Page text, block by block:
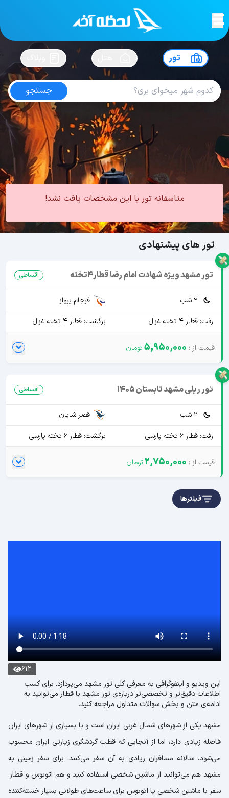
لحظه آخرسفرت رو بساز !
تور
جستجو
تور مشهد با قطار
4.3 از5| از106 کاربر
تور داخلی تور مشهد
تور زمینی مشهد
متاسفانه تور با این مشخصات یافت نشد!
تور های پیشنهادی
تور مشهد ویژه شهادت امام رضا قطار4تخته اقساطی
2 شب
فرجام پرواز
رفت: قطار 4 تخته غزال
برگشت: قطار 4 تخته غزال
5,950,000
تور ریلی مشهد تابستان 1405 اقساطی
2 شب
قصر شایان
رفت: قطار 6 تخته پارسی
برگشت: قطار 6 تخته پارسی
2,750,000
فیلترها
612
این ویدیو و اینفوگرافی به معرفی کلی تور مشهد می‌پردازد. برای کسب
اطلاعات دقیق‌تر و تخصصی‌تر درباره‌ی تور مشهد با قطار می‌توانید به
ادامه‌ی متن و بخش سوالات متداول مراجعه کنید.
مشهد یکی از شهرهای شمال غربی ایران است و با بسیاری از شهرهای ایران
فاصله زیادی دارد، اما از آنجایی که قطب گردشگری زیارتی ایران محسوب
می‌شود، سالانه مسافران زیادی به آن سفر می‌کنند. برای سفر زمینی به
مشهد هم می‌توانید از ماشین شخصی استفاده کنید و هم اتوبوس و قطار.
سفر با ماشین شخصی یا اتوبوس برای ساعت‌های طولانی بسیار خسته‌کننده